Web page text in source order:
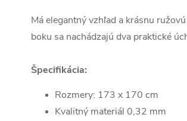
Má elegantný vzhľad a krásnu
boku sa nachádzajú dva praktické
Špecifikácia:
Rozmery: 173 x 170 cm
Kvalitný materiál 0,32 mm